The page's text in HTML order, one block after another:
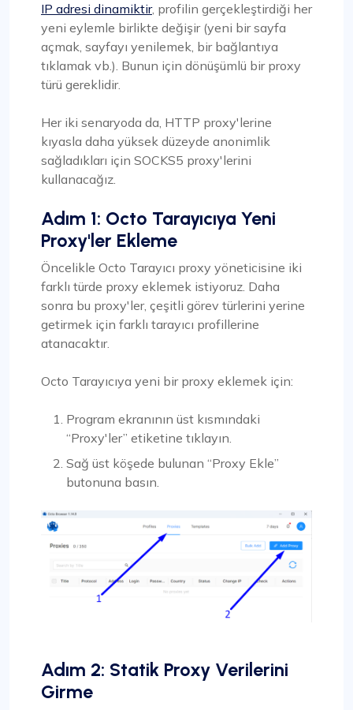
IP adresi dinamiktir, profilin gerçekleştirdiği her
yeni eylemle birlikte değişir (yeni bir sayfa
açmak, sayfayı yenilemek, bir bağlantıya
tıklamak vb.). Bunun için dönüşümlü bir proxy
türü gereklidir.
Her iki senaryoda da, HTTP proxy'lerine
kıyasla daha yüksek düzeyde anonimlik
sağladıkları için SOCKS5 proxy'lerini
kullanacağız.
Adım 1: Octo Tarayıcıya Yeni
Proxy'ler Ekleme
Öncelikle Octo Tarayıcı proxy yöneticisine iki
farklı türde proxy eklemek istiyoruz. Daha
sonra bu proxy'ler, çeşitli görev türlerini yerine
getirmek için farklı tarayıcı profillerine
atanacaktır.
Octo Tarayıcıya yeni bir proxy eklemek için:
Program ekranının üst kısmındaki
“Proxy'ler” etiketine tıklayın.
Sağ üst köşede bulunan “Proxy Ekle”
butonuna basın.
Adım 2: Statik Proxy Verilerini
Girme